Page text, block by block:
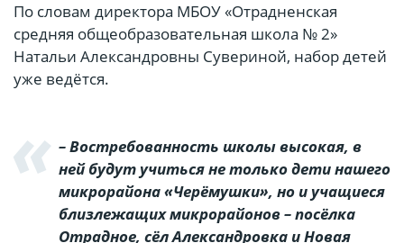
По словам директора МБОУ «Отрадненская
средняя общеобразовательная школа № 2»
Натальи Александровны Сувериной, набор детей
уже ведётся.
– Востребованность школы высокая, в
ней будут учиться не только дети нашего
микрорайона «Черёмушки», но и учащиеся
близлежащих микрорайонов – посёлка
Отрадное, сёл Александровка и Новая